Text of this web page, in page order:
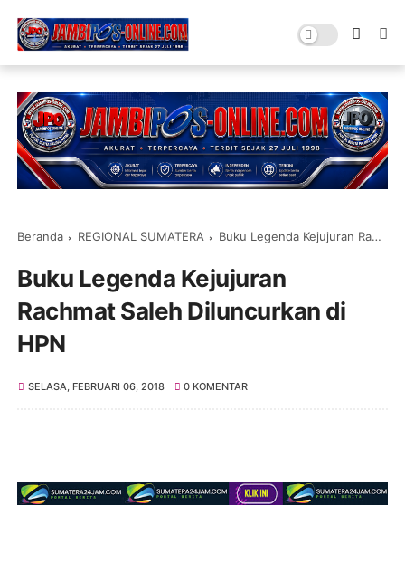
Beranda REGIONAL SUMATERA Buku Legenda Kejujuran Rachmat Saleh Diluncurkan di HPN
Buku Legenda Kejujuran
Rachmat Saleh Diluncurkan di
HPN
SELASA, FEBRUARI 06, 2018 0 KOMENTAR